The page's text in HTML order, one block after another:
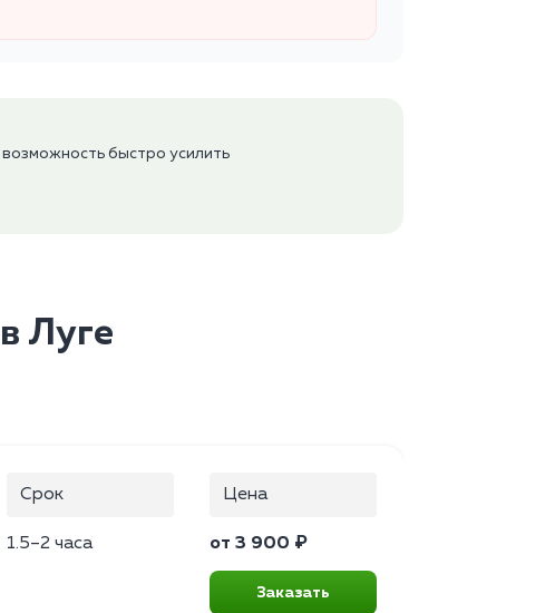
быстро усилить
Луге
Срок
1.5–2 часа
Цена
от 3 900 ₽
Заказать